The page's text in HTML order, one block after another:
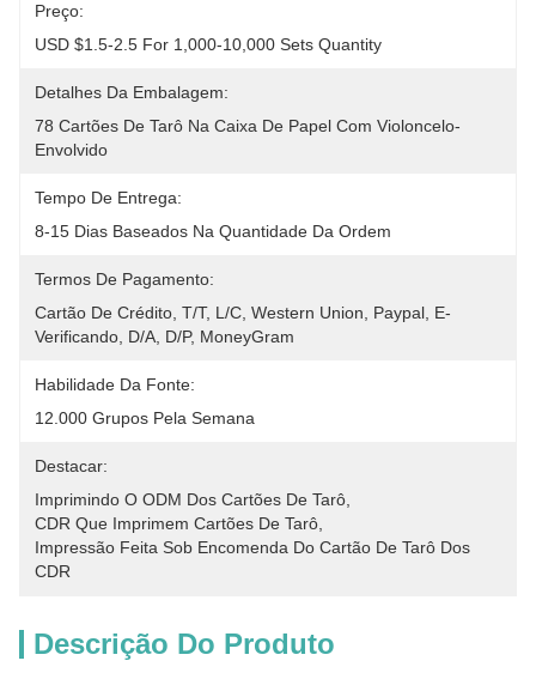
Preço:
USD $1.5-2.5 For 1,000-10,000 Sets Quantity
Detalhes Da Embalagem:
78 Cartões De Tarô Na Caixa De Papel Com Violoncelo-
Envolvido
Tempo De Entrega:
8-15 Dias Baseados Na Quantidade Da Ordem
Termos De Pagamento:
Cartão De Crédito, T/T, L/C, Western Union, Paypal, E-
Verificando, D/A, D/P, MoneyGram
Habilidade Da Fonte:
12.000 Grupos Pela Semana
Destacar:
Imprimindo O ODM Dos Cartões De Tarô
CDR Que Imprimem Cartões De Tarô
Impressão Feita Sob Encomenda Do Cartão De Tarô Dos
CDR
Descrição Do Produto